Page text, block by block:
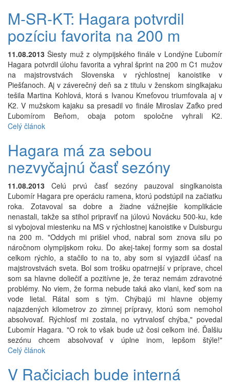
M-SR-KT: Hagara potvrdil
pozíciu favorita na 200 m
11.08.2013 Šiesty muž z olympijského finále v Londýne Ľubomír
Hagara potvrdil úlohu favorita a vyhral šprint na 200 m C1 mužov
na majstrovstvách Slovenska v rýchlostnej kanoistike v
Piešťanoch. Aj v záverečný deň sa z titulu v ženskom singlkajaku
tešila Martina Kohlová, ktorá s Ivanou Kmeťovou triumfovala aj v
K2. V mužskom kajaku sa presadil vo finále Miroslav Zaťko pred
Ľubomírom Beňom, obaja potom spoločne vyhrali K2.
Celý článok
Hagara má za sebou
nezvyčajnú časť sezóny
11.08.2013 Celú prvú časť sezóny pauzoval singlkanoista
Ľubomír Hagara pre operáciu ramena, ktorú podstúpil na začiatku
roka. Zotavoval sa dobre a žiadne vážnejšie komplikácie
nenastali, takže sa stihol pripraviť na júlovú Novácku 500-ku, kde
si vybojoval miestenku na MS v rýchlostnej kanoistike v Duisburgu
na 200 m. "Oddych mi prišiel vhod, nabral som znova silu po
náročnom olympijskom roku. Do akej-takej formy som sa dostal
celkom rýchlo, a stačilo to na to, aby som si vyjazdil účasť na
majstrovstvách sveta. Bol som trošku opatrnejší v príprave, chcel
som sa hlavne doliečiť a pozitívne je, že teraz nemám zdravotné
problémy. No viem, že forma nebude taká ako vlani, keď som na
vode lietal. Rátal som s tým. Chýbajú mi hlavne objemy
najazdených kilometrov zo zimnej prípravy, ktorú som nemohol
absolvovať. Rýchlosť mi zostala, no vytrvalosť chýba," povedal
Ľubomír Hagara. "O rok to však bude už čosi celkom iné. Ďalšiu
sezónu chcem absolvovať v úplne inom, lepšom štýle!"
Celý článok
V Račiciach bude interná